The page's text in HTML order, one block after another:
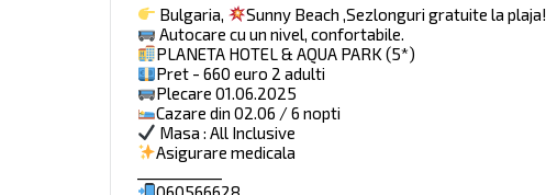
Bulgaria,
Sunny Beach ,Sezlonguri gratuite la plaja!
Autocare cu un nivel, confortabile.
PLANETA HOTEL & AQUA PARK (5*)
Pret - 660 euro 2 adulti
Plecare 01.06.2025
Cazare din 02.06 / 6 nopti
Masa : All Inclusive
Asigurare medicala